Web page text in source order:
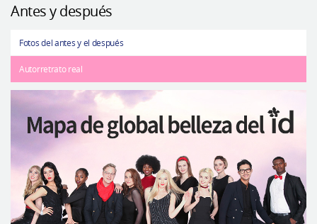
Antes y después
Fotos del antes y el después
Autorretrato real